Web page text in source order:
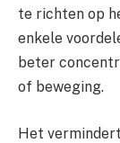
te richten op
enkele
beter
of beweging.
Het